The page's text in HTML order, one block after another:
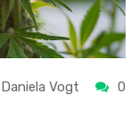
Daniela Vogt 0